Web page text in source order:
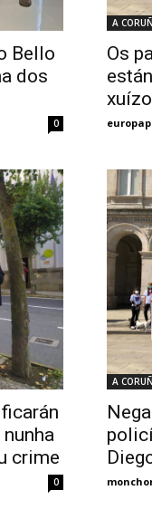
Bello
dos
0
A
Os
crime
0
A